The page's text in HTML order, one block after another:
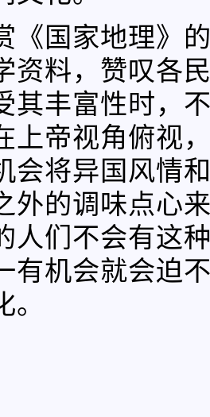
《国家地理》
资料，赞叹各
其丰富性时，
上帝视角俯视
会将异国风情
外的调味点心
人们不会有这
有机会就会迫